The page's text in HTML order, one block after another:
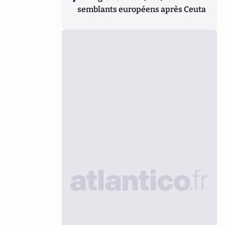
semblants européens après Ceuta